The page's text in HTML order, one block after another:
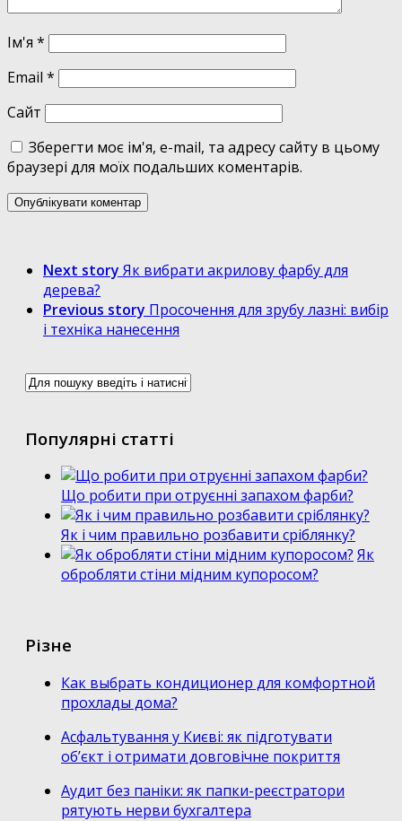
Ім'я *
Email *
Сайт
Зберегти моє ім'я, e-mail, та адресу сайту в цьому
браузері для моїх подальших коментарів.
Next story Як вибрати акрилову фарбу для
дерева?
Previous story Просочення для зрубу лазні: вибір
і техніка нанесення
Популярні статті
Що робити при отруєнні запахом фарби?
Як і чим правильно розбавити сріблянку?
Як
обробляти стіни мідним купоросом?
Різне
Как выбрать кондиционер для комфортной
прохлады дома?
Асфальтування у Києві: як підготувати
об’єкт і отримати довговічне покриття
Аудит без паніки: як папки-реєстратори
рятують нерви бухгалтера